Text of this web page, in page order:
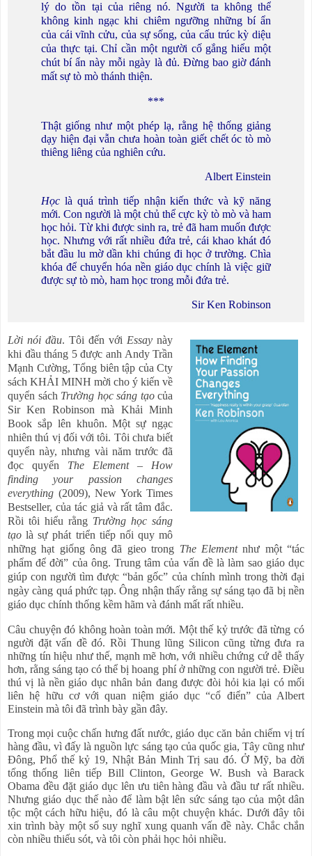
lý do tồn tại của riêng nó. Người ta không thể
không kinh ngạc khi chiêm ngưỡng những bí ẩn
của cái vĩnh cửu, của sự sống, của cấu trúc kỳ diệu
của thực tại. Chỉ cần một người cố gắng hiểu một
chút bí ẩn này mỗi ngày là đủ. Đừng bao giờ đánh
mất sự tò mò thánh thiện.
***
Thật giống như một phép lạ, rằng hệ thống giảng
dạy hiện đại vẫn chưa hoàn toàn giết chết óc tò mò
thiêng liêng của nghiên cứu.
Albert Einstein
Học là quá trình tiếp nhận kiến thức và kỹ năng
mới. Con người là một chủ thể cực kỳ tò mò và ham
học hỏi. Từ khi được sinh ra, trẻ đã ham muốn được
học. Nhưng với rất nhiều đứa trẻ, cái khao khát đó
bắt đầu lu mờ dần khi chúng đi học ở trường. Chìa
khóa để chuyển hóa nền giáo dục chính là việc giữ
được sự tò mò, ham học trong mỗi đứa trẻ.
Sir Ken Robinson
Lời nói đầu. Tôi đến với Essay này
khi đầu tháng 5 được anh Andy Trần
Mạnh Cường, Tổng biên tập của Cty
sách KHẢI MINH mời cho ý kiến về
quyển sách Trường học sáng tạocủa
Sir Ken Robinson mà Khải Minh
Book sắp lên khuôn. Một sự ngạc
nhiên thú vị đối với tôi. Tôi chưa biết
quyển này, nhưng vài năm trước đã
đọc quyển The Element – How
finding your passion changes
everything (2009), New York Times
Bestseller, của tác giả và rất tâm đắc.
Rồi tôi hiểu rằng Trường học sáng
tạo là sự phát triển tiếp nối quy mô
những hạt giống ông đã gieo trong The Elementnhư một “tác
phẩm để đời” của ông. Trung tâm của vấn đề là làm sao giáo dục
giúp con người tìm được “bản gốc” của chính mình trong thời đại
ngày càng quá phức tạp. Ông nhận thấy rằng sự sáng tạo đã bị nền
giáo dục chính thống kềm hãm và đánh mất rất nhiều.
Câu chuyện đó không hoàn toàn mới. Một thế kỷ trước đã từng có
người đặt vấn đề đó. Rồi Thung lũng Silicon cũng từng đưa ra
những tín hiệu như thế, mạnh mẽ hơn, với nhiều chứng cứ dễ thấy
hơn, rằng sáng tạo có thể bị hoang phí ở những con người trẻ. Điều
thú vị là nền giáo dục nhân bản đang được đòi hỏi kia lại có mối
liên hệ hữu cơ với quan niệm giáo dục “cổ điển” của Albert
Einstein mà tôi đã trình bày gần đây.
Trong mọi cuộc chấn hưng đất nước, giáo dục căn bản chiếm vị trí
hàng đầu, vì đấy là nguồn lực sáng tạo của quốc gia, Tây cũng như
Đông, Phổ thế kỷ 19, Nhật Bản Minh Trị sau đó. Ở Mỹ, ba đời
tổng thống liên tiếp Bill Clinton, George W. Bush và Barack
Obama đều đặt giáo dục lên ưu tiên hàng đầu và đầu tư rất nhiều.
Nhưng giáo dục thế nào để làm bật lên sức sáng tạo của một dân
tộc một cách hữu hiệu, đó là câu một chuyện khác. Dưới đây tôi
xin trình bày một số suy nghĩ xung quanh vấn đề này. Chắc chắn
còn nhiều thiếu sót, và tôi còn phải học hỏi nhiều.